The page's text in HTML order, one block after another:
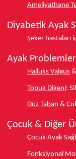
Ameliyathane
Diyabetik Ayak
Şeker hastaları
Ayak
Halluks Valgus
Topuk Dikeni:
Düz Taban &
Çocuk & Diğer
Çocuk Ayak
Fonksiyonel